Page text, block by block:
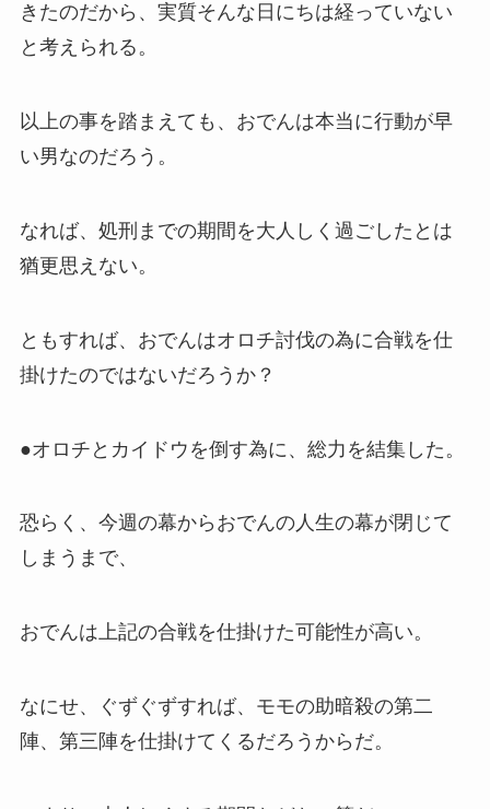
きたのだから、実質そんな日にちは経っていない
と考えられる。
以上の事を踏まえても、おでんは本当に行動が早
い男なのだろう。
なれば、処刑までの期間を大人しく過ごしたとは
猶更思えない。
ともすれば、おでんはオロチ討伐の為に合戦を仕
掛けたのではないだろうか？
●オロチとカイドウを倒す為に、総力を結集した。
恐らく、今週の幕からおでんの人生の幕が閉じて
しまうまで、
おでんは上記の合戦を仕掛けた可能性が高い。
なにせ、ぐずぐずすれば、モモの助暗殺の第二
陣、第三陣を仕掛けてくるだろうからだ。